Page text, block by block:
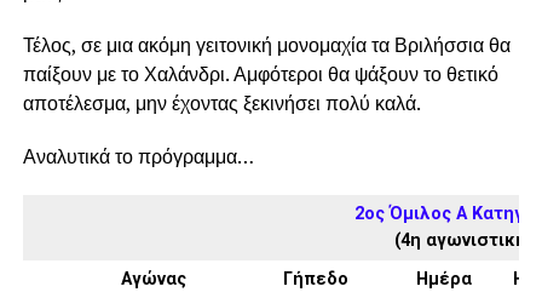
Τέλος, σε μια ακόμη γειτονική μονομαχία τα Βριλήσσια θα
παίξουν με το Χαλάνδρι. Αμφότεροι θα ψάξουν το θετικό
αποτέλεσμα, μην έχοντας ξεκινήσει πολύ καλά.
Αναλυτικά το πρόγραμμα…
2ος Όμιλος Α
(4η αγωνιστική)
Αγώνας
Γήπεδο Ημέρα